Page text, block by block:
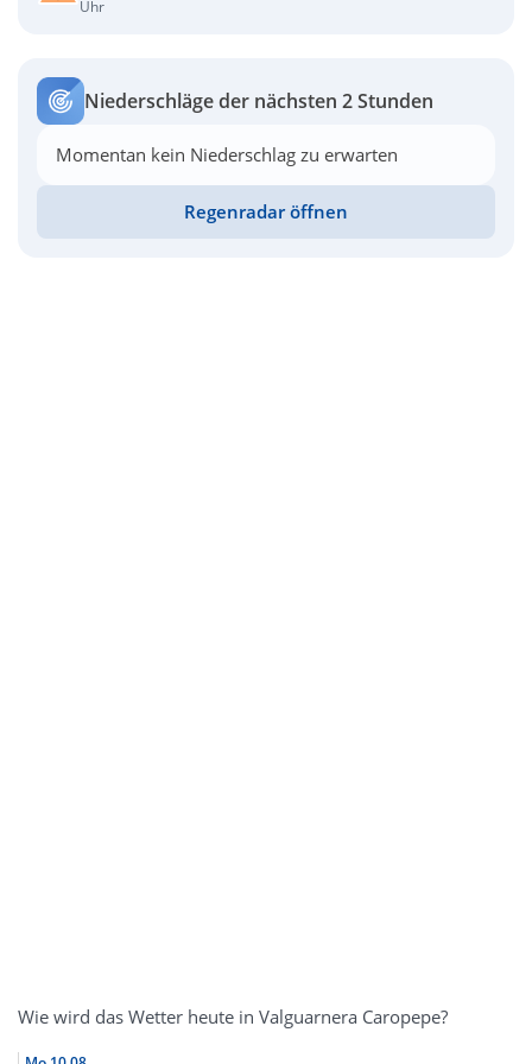
Uhr
Niederschläge der nächsten 2 Stunden
Momentan kein Niederschlag zu erwarten
Regenradar öffnen
Wie wird das Wetter heute in Valguarnera Caropepe?